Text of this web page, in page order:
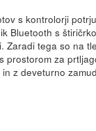
s kontrolorji
Bluetooth s
Zaradi tega so na
prostorom za
z deveturno